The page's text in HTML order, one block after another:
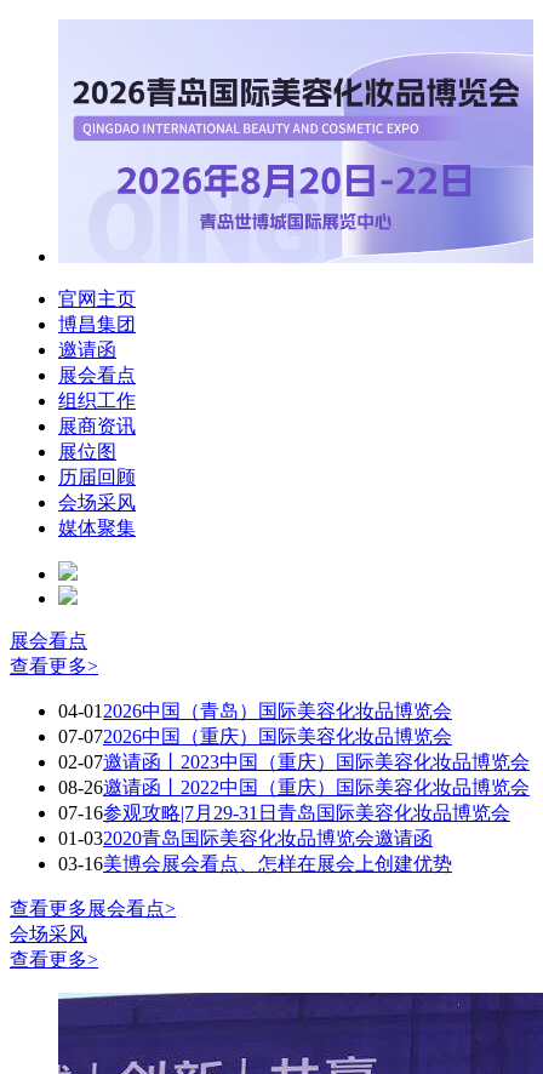
官网主页
博昌集团
邀请函
展会看点
组织工作
展商资讯
展位图
历届回顾
会场采风
媒体聚集
展会看点
查看更多>
04-012026中国（青岛）国际美容化妆品博览会
07-072026中国（重庆）国际美容化妆品博览会
02-07邀请函丨2023中国（重庆）国际美容化妆品博览会
08-26邀请函丨2022中国（重庆）国际美容化妆品博览会
07-16参观攻略|7月29-31日青岛国际美容化妆品博览会
01-032020青岛国际美容化妆品博览会邀请函
03-16美博会展会看点、怎样在展会上创建优势
查看更多展会看点>
会场采风
查看更多>